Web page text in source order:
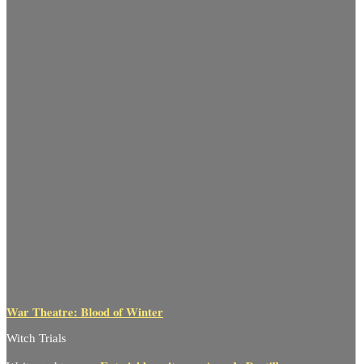
War Theatre: Blood of Winter
Witch Trials